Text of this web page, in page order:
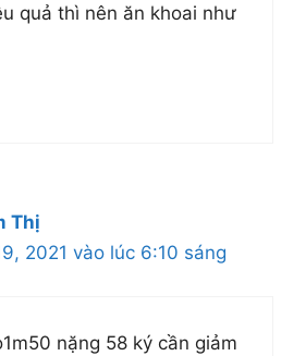
quả thì nên ăn khoai như
Thị
2021 vào lúc 6:10 sáng
nặng 58 ký cần giảm